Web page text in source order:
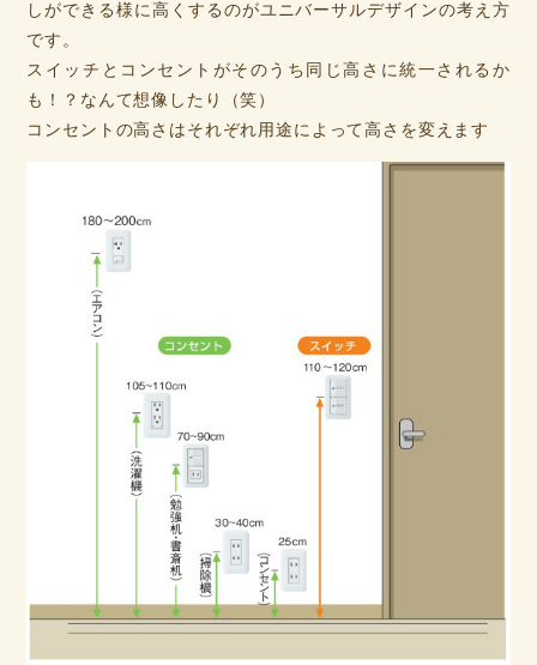
しができる様に高くするのがユニバーサルデザインの考え方
です。
スイッチとコンセントがそのうち同じ高さに統一されるか
も！？なんて想像したり（笑）
コンセントの高さはそれぞれ用途によって高さを変えます